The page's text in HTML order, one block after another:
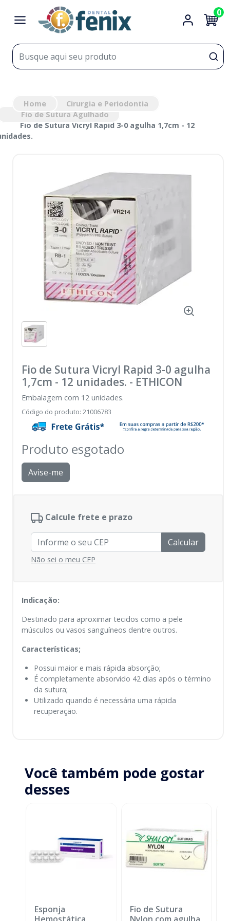
0
Home
Cirurgia e Periodontia
Fio de Sutura Agulhado
Fio de Sutura Vicryl Rapid 3-0 agulha 1,7cm - 12
Fio de Sutura Vicryl Rapid 3-0 agulha
1,7cm - 12 unidades. - ETHICON
Embalagem com 12 unidades.
Código do produto: 21006783
Produto esgotado
Avise-me
Calcule frete e prazo
Calcular
Não sei o meu CEP
Indicação:
Destinado para aproximar tecidos como a pele
músculos ou vasos sanguíneos dentre outros.
Características;
Possui maior e mais rápida absorção;
É completamente absorvido 42 dias após o término
da sutura;
Utilizado quando é necessária uma rápida
recuperação.
Você também pode gostar
desses
Esponja
Fio de Sutura